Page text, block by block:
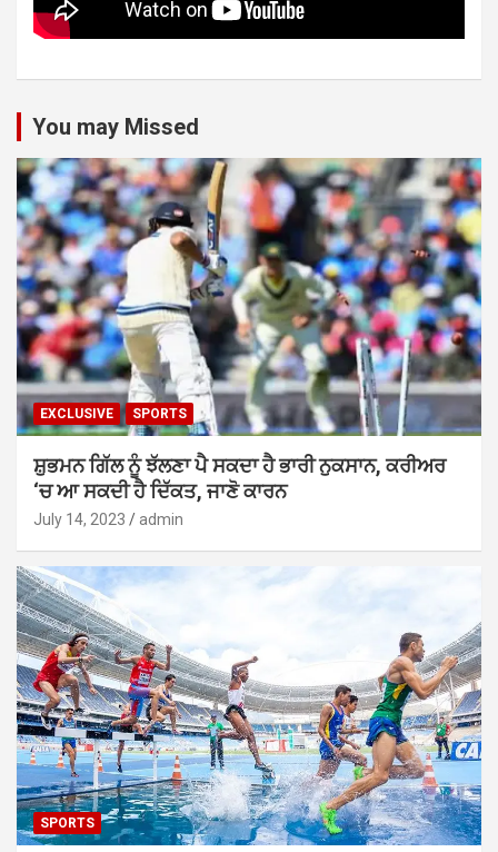
You may Missed
EXCLUSIVE SPORTS
ਸ਼ੁਭਮਨ ਗਿੱਲ ਨੂੰ ਝੱਲਣਾ ਪੈ ਸਕਦਾ ਹੈ ਭਾਰੀ ਨੁਕਸਾਨ, ਕਰੀਅਰ
‘ਚ ਆ ਸਕਦੀ ਹੈ ਦਿੱਕਤ, ਜਾਣੋ ਕਾਰਨ
July 14, 2023 admin
SPORTS